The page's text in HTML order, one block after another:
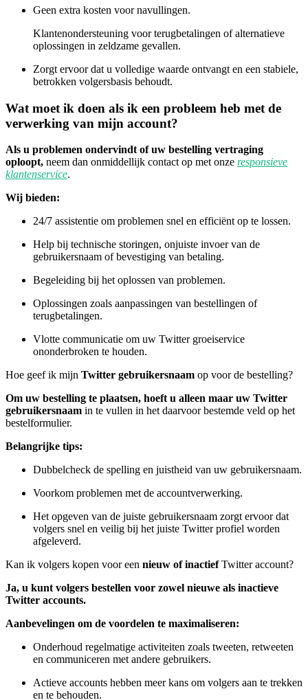
Geen extra kosten voor navullingen.
Klantenondersteuning voor terugbetalingen of alternatieve
oplossingen in zeldzame gevallen.
Zorgt ervoor dat u volledige waarde ontvangt en een stabiele,
betrokken volgersbasis behoudt.
Wat moet ik doen als ik een probleem heb met de
verwerking van mijn account?
Als u problemen ondervindt of uw bestelling vertraging
oploopt, neem dan onmiddellijk contact op met onze responsieve
klantenservice.
Wij bieden:
24/7 assistentie om problemen snel en efficiënt op te lossen.
Help bij technische storingen, onjuiste invoer van de
gebruikersnaam of bevestiging van betaling.
Begeleiding bij het oplossen van problemen.
Oplossingen zoals aanpassingen van bestellingen of
terugbetalingen.
Vlotte communicatie om uw Twitter groeiservice
ononderbroken te houden.
Hoe geef ik mijn Twitter gebruikersnaam op voor de bestelling?
Om uw bestelling te plaatsen, hoeft u alleen maar uw Twitter
gebruikersnaam in te vullen in het daarvoor bestemde veld op het
bestelformulier.
Belangrijke tips:
Dubbelcheck de spelling en juistheid van uw gebruikersnaam.
Voorkom problemen met de accountverwerking.
Het opgeven van de juiste gebruikersnaam zorgt ervoor dat
volgers snel en veilig bij het juiste Twitter profiel worden
afgeleverd.
Kan ik volgers kopen voor een nieuw of inactiefTwitter account?
Ja, u kunt volgers bestellen voor zowel nieuwe als inactieve
Twitter accounts.
Aanbevelingen om de voordelen te maximaliseren:
Onderhoud regelmatige activiteiten zoals tweeten, retweeten
en communiceren met andere gebruikers.
Actieve accounts hebben meer kans om volgers aan te trekken
en te behouden.